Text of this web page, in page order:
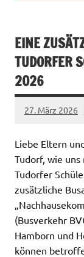
EINE
TUDORFER
2026
27. März 2026
Liebe Eltern
Tudorf, wie
Tudorfer
zusätzliche
(Busverkehr
Hamborn und
können